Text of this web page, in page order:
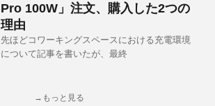
Pro 100W」注文、購入した2つの
理由
先ほどコワーキングスペースにおける充電環境
について記事を書いたが、最終
→もっと見る